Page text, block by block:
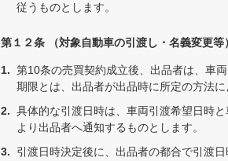
従うものとします。
第１２条 （対象自動車の引渡し・名義変更等）
第10条の売買契約成立後、出品者は、車
期限とは、出品者が出品時に所定の方法
具体的な引渡日時は、車両引渡希望日時
より出品者へ通知するものとします。
引渡日時決定後に、出品者の都合で引渡